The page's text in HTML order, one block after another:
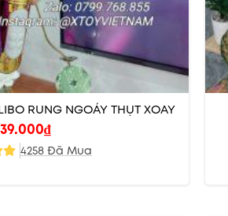
RUNG NGOÁY THỤT XOAY
₫
4258 Đã Mua